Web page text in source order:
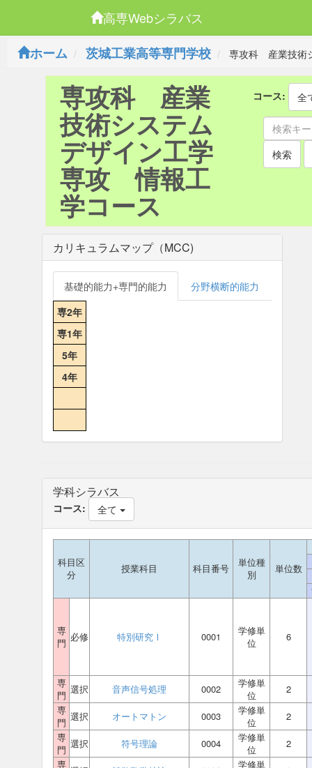
高専Webシラバス
ホーム
茨城工業高等専門学校 専攻科 産業技術
専攻科 産業
技術システム
デザイン工学
専攻 情報工
学コース
コース: 全
検索
カリキュラムマップ（MCC)
基礎的能力+専門的能力
分野横断的能力
専2年
専1年
5年
4年
学科シラバス
コース: 全て
科目区
分
授業科目 科目番号
単位種
別
単位数
専
門 必修 特別研究Ⅰ 0001
学修単
位
6
専
門 選択 音声信号処理 0002
学修単
位
2
専
門 選択 オートマトン 0003
学修単
位
2
専
門 選択 符号理論 0004
学修単
位
2
専
学修単